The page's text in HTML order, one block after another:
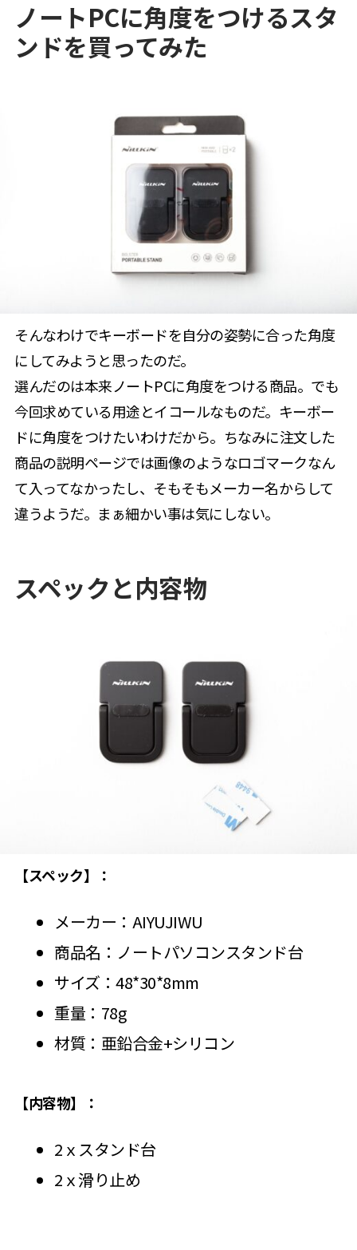
ノートPCに角度をつけるスタ
ンドを買ってみた
そんなわけでキーボードを自分の姿勢に合った角度
にしてみようと思ったのだ。
選んだのは本来ノートPCに角度をつける商品。でも
今回求めている用途とイコールなものだ。キーボー
ドに角度をつけたいわけだから。ちなみに注文した
商品の説明ページでは画像のようなロゴマークなん
て入ってなかったし、そもそもメーカー名からして
違うようだ。まぁ細かい事は気にしない。
スペックと内容物
【スペック】：
メーカー：AIYUJIWU
商品名：ノートパソコンスタンド台
サイズ：48*30*8mm
重量：78g
材質：亜鉛合金+シリコン
【内容物】：
2ｘスタンド台
2ｘ滑り止め